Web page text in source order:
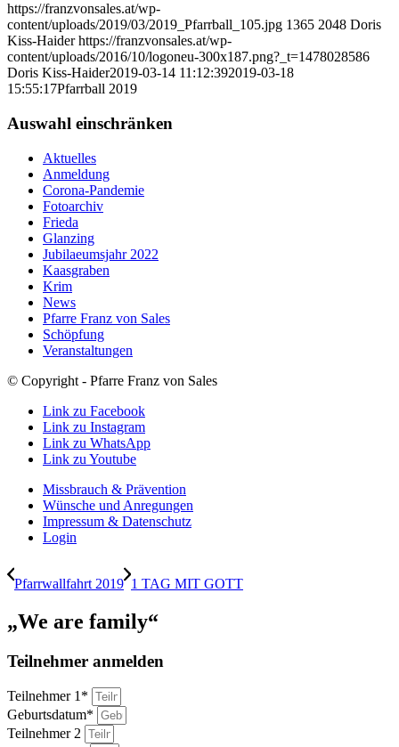
https://franzvonsales.at/wp-
content/uploads/2019/03/2019_Pfarrball_105.jpg 1365 2048 Doris
Kiss-Haider https://franzvonsales.at/wp-
content/uploads/2016/10/logoneu-300x187.png?_t=1478028586
Doris Kiss-Haider2019-03-14 11:12:392019-03-18
15:55:17Pfarrball 2019
Auswahl einschränken
Aktuelles
Anmeldung
Corona-Pandemie
Fotoarchiv
Frieda
Glanzing
Jubilaeumsjahr 2022
Kaasgraben
Krim
News
Pfarre Franz von Sales
Schöpfung
Veranstaltungen
© Copyright - Pfarre Franz von Sales
Link zu Facebook
Link zu Instagram
Link zu WhatsApp
Link zu Youtube
Missbrauch & Prävention
Wünsche und Anregungen
Impressum & Datenschutz
Login
Pfarrwallfahrt 2019 1 TAG MIT GOTT
„We are family“
Teilnehmer anmelden
Teilnehmer 1*
Geburtsdatum*
Teilnehmer 2